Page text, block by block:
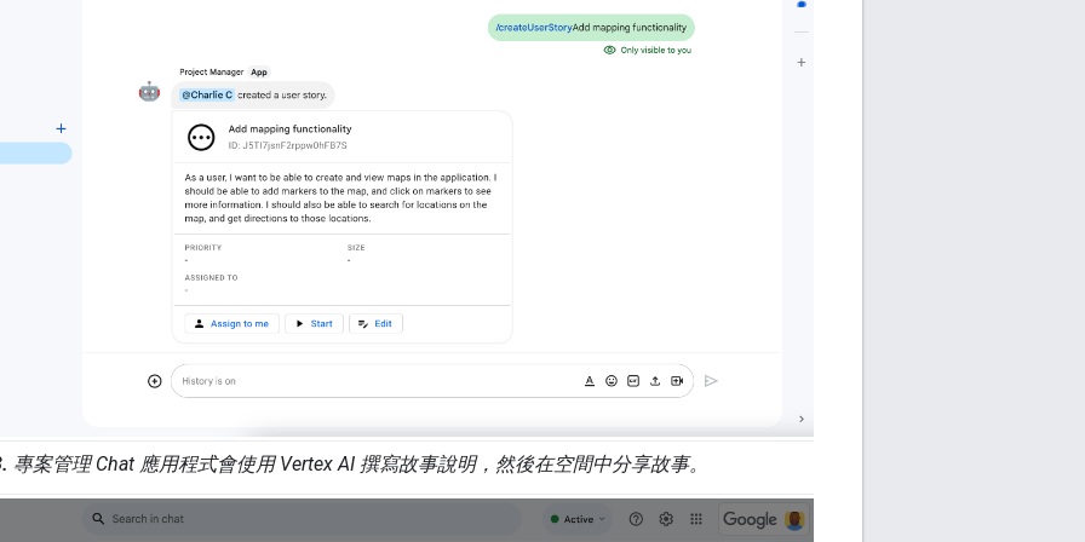
專案管理 Chat 應用程式會使用 Vertex AI 撰寫故事說明，然後在空間中分享故事。